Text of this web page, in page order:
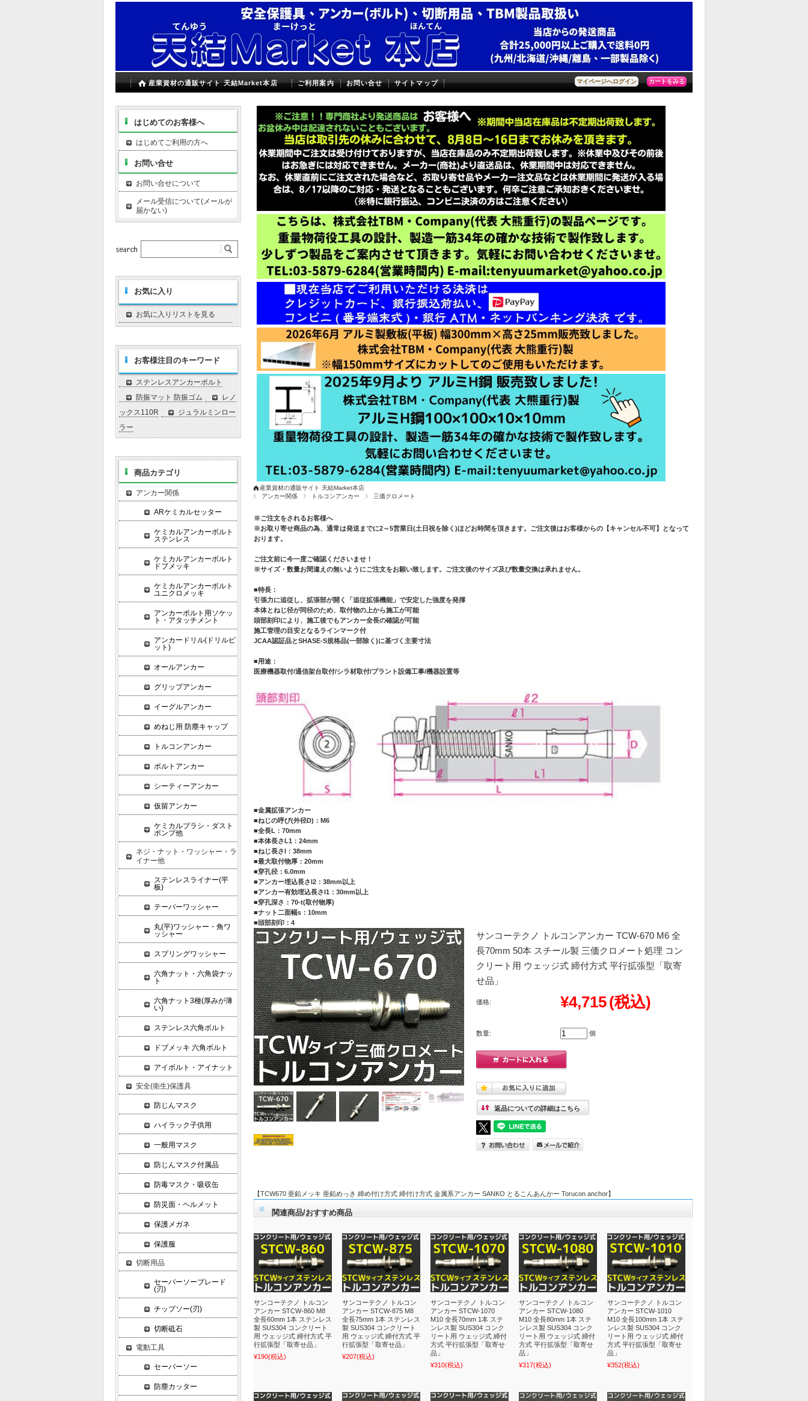
マイページへログイン カートをみる
産業資材の通販サイト 天結Market本店 ご利用案内 お問い合せ サイトマップ
産業資材の通販サイト 天結Market本店
アンカー関係
トルコンアンカー 三価クロメート
※ご注文をされるお客様へ
※お取り寄せ商品の為、通常は発送までに2～5営業日(土日祝を除く)ほどお時間を頂きます。ご注文後はお客様からの【キャンセル不可】となって
おります。
ご注文前に今一度ご確認くださいませ！
※サイズ・数量お間違えの無いようにご注文をお願い致します。ご注文後のサイズ及び数量交換は承れません。
■特長：
引張力に追従し、拡張部が開く「追従拡張機能」で安定した強度を発揮
本体とねじ径が同径のため、取付物の上から施工が可能
頭部刻印により、施工後でもアンカー全長の確認が可能
施工管理の目安となるラインマーク付
JCAA認証品とSHASE-S規格品(一部除く)に基づく主要寸法
■用途：
医療機器取付/通信架台取付/シラ材取付/プラント設備工事/機器設置等
■金属拡張アンカー
■ねじの呼び(外径D)：M6
■全長L：70mm
■本体長さL1：24mm
■ねじ長さl：38mm
■最大取付物厚：20mm
■穿孔径：6.0mm
■アンカー埋込長さl2：38mm以上
■アンカー有効埋込長さl1：30mm以上
■穿孔深さ：70-t(取付物厚)
■ナット二面幅s：10mm
■頭部刻印：4
サンコーテクノ トルコンアンカー TCW-670 M6 全
長70mm 50本 スチール製 三価クロメート処理 コン
クリート用 ウェッジ式 締付方式 平行拡張型「取寄
せ品」
価格: ¥4,715(税込)
数量: 個
返品についての詳細はこちら
【TCW670 亜鉛メッキ 亜鉛めっき 締め付け方式 締付け方式 金属系アンカー SANKO とるこんあんかー Torucon anchor】
関連商品/おすすめ商品
サンコーテクノ トルコン
アンカー STCW-860 M8
全長60mm 1本 ステンレス
製 SUS304 コンクリート
用 ウェッジ式 締付方式 平
行拡張型「取寄せ品」
¥190(税込)
サンコーテクノ トルコン
アンカー STCW-875 M8
全長75mm 1本 ステンレス
製 SUS304 コンクリート
用 ウェッジ式 締付方式 平
行拡張型「取寄せ品」
¥207(税込)
サンコーテクノ トルコン
アンカー STCW-1070
M10 全長70mm 1本 ステ
ンレス製 SUS304 コンク
リート用 ウェッジ式 締付
方式 平行拡張型「取寄せ
品」
¥310(税込)
サンコーテクノ トルコン
アンカー STCW-1080
M10 全長80mm 1本 ステ
ンレス製 SUS304 コンク
リート用 ウェッジ式 締付
方式 平行拡張型「取寄せ
品」
¥317(税込)
サンコーテクノ トルコン
アンカー STCW-1010
M10 全長100mm 1本 ステ
ンレス製 SUS304 コンク
リート用 ウェッジ式 締付
方式 平行拡張型「取寄せ
品」
¥352(税込)
はじめてのお客様へ
はじめてご利用の方へ
お問い合せ
お問い合せについて
メール受信について(メールが
届かない)
お気に入り
お気に入りリストを見る
お客様注目のキーワード
ステンレスアンカーボルト
防振マット 防振ゴム
レノ
ックス110R
ジュラルミンロー
ラー
商品カテゴリ
アンカー関係
ARケミカルセッター
ケミカルアンカーボルト
ステンレス
ケミカルアンカーボルト
ドブメッキ
ケミカルアンカーボルト
ユニクロメッキ
アンカーボルト用ソケッ
ト・アタッチメント
アンカードリル(ドリルビ
ット)
オールアンカー
グリップアンカー
イーグルアンカー
めねじ用 防塵キャップ
トルコンアンカー
ボルトアンカー
シーティーアンカー
仮留アンカー
ケミカルブラシ・ダスト
ポンプ他
ネジ・ナット・ワッシャー・ラ
イナー他
ステンレスライナー(平
板)
テーパーワッシャー
丸(平)ワッシャー・角ワ
ッシャー
スプリングワッシャー
六角ナット・六角袋ナッ
ト
六角ナット3種(厚みが薄
い)
ステンレス六角ボルト
ドブメッキ 六角ボルト
アイボルト・アイナット
安全(衛生)保護具
防じんマスク
ハイラック子供用
一般用マスク
防じんマスク付属品
防毒マスク・吸収缶
防災面・ヘルメット
保護メガネ
保護服
切断用品
セーバーソーブレード
(刃)
チップソー(刃)
切断砥石
電動工具
セーバーソー
防塵カッター